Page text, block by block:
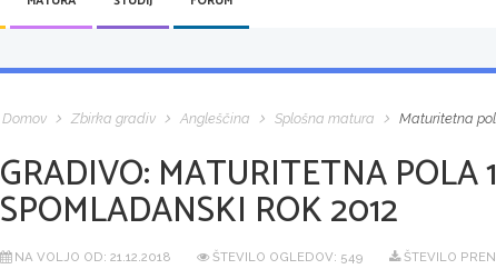
Domov Zbirka gradiv Angleščina Splošna matura Maturitetna
GRADIVO: MATURITETNA POLA
SPOMLADANSKI ROK 2012
NA VOLJO OD: 21.12.2018 ŠTEVILO OGLEDOV: 549 ŠTEVILO